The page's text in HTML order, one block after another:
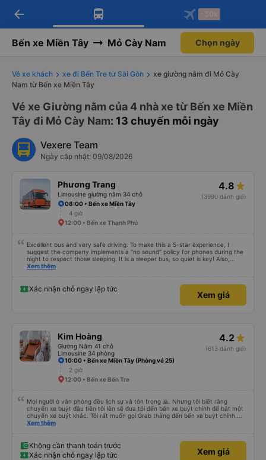
Tải app Vexere ngay!
Nhận ưu đãi thành viên độc
Mở app
Tải app Vexere
-30k/ghế khi đặt vé máy bay qua
Mở app
arrow_back -30k
Bến xe Miền Tây Mỏ Cày Nam Chọn ngày
Vé xe khách xe đi Bến Tre từ Sài Gòn
xe giường nằm đi Mỏ Cày
Nam từ Bến xe Miền Tây
Vé xe Giường nằm của 4 nhà xe từ Bến xe Miền
Tây đi Mỏ Cày Nam: 13 chuyến mỗi ngày
Vexere Team
Ngày cập nhật: 09/08/2026
Phương Trang
Limousine giường nằm 34 chỗ
4.8
(3990 đánh giá)
08:00 • Bến xe Miền Tây
4 giờ
12:00 • Bến xe Thạnh Phú
Excellent bus and very safe driving. To make this a 5-star experience, I
suggest the company implements a "no sound" policy for phones during the
night to respect those sleeping. It is a sleeper bus, so quiet is key! Also,
please display the Wi-Fi password clearly inside the cabin for convenience. I
quy định rõ ràng về việc giữ im lặng (tắt âm thanh điện thoại) vào ban đêm
để tránh làm phiền hành khách khác ngủ. Ngoài ra, nhà xe nên dán sẵn mật
khẩu Wi-Fi trong xe để hành khách dễ dàng sử dụng. Tôi vẫn sẽ tiếp tục ủng
Xem thêm
Xác nhận chỗ ngay lập tức
Xem giá
Kim Hoàng
Giường Nằm 41 chỗ
Limousine 34 phòng
4.2
(613 đánh giá)
10:00 • Bến xe Miền Tây (Phòng vé 25)
2 giờ
12:00 • Bến xe Bến Tre
Mọi người ở văn phòng đều lịch sự và tôn trọng 🙏. Nhưng tôi biết rằng
chuyến xe buýt đầu tiên tôi lên sẽ đưa tôi đến bến xe buýt chính để bắt một
chuyến xe buýt khác. Tôi rất muốn gọi Grab thẳng đến bến xe buýt chính.
Điều đó sẽ giúp tôi không phải mang vác hành lý nhiều lần. Ngoài ra, xe buýt
Xem thêm
Không cần thanh toán trước
Xác nhận chỗ ngay lập tức
Xem giá